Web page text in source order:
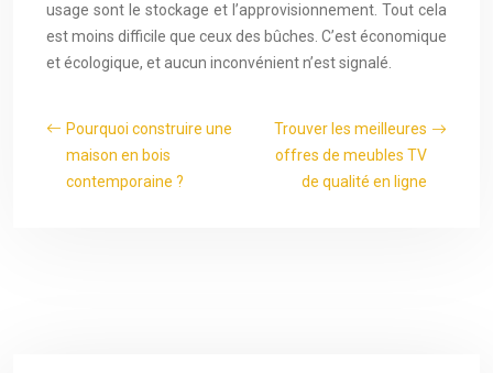
usage sont le stockage et l’approvisionnement. Tout cela
est moins difficile que ceux des bûches. C’est économique
et écologique, et aucun inconvénient n’est signalé.
Pourquoi construire une
maison en bois
contemporaine ?
Trouver les meilleures
offres de meubles TV
de qualité en ligne